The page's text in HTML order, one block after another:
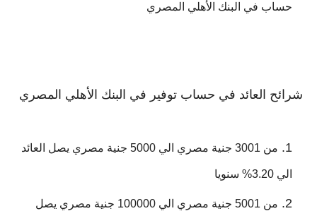
حساب في البنك الأهلي المصري
شرائح العائد في حساب توفير في البنك الأهلي المصري
من 3001 جنية مصري الي 5000 جنية مصري يصل العائد
الي 3.20% سنويا
من 5001 جنية مصري الي 100000 جنية مصري يصل